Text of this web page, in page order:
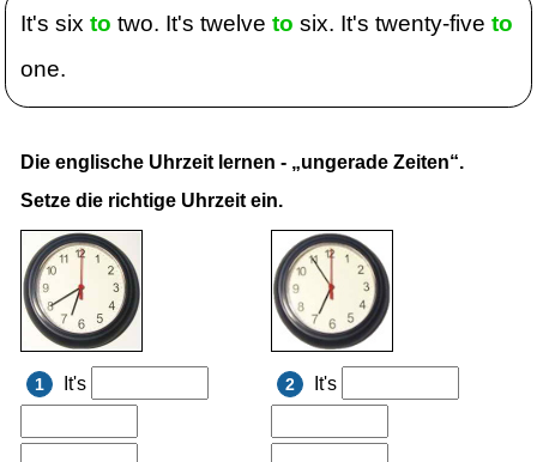
It's sixto two. It's twelveto six. It's twenty-fiveto
one.